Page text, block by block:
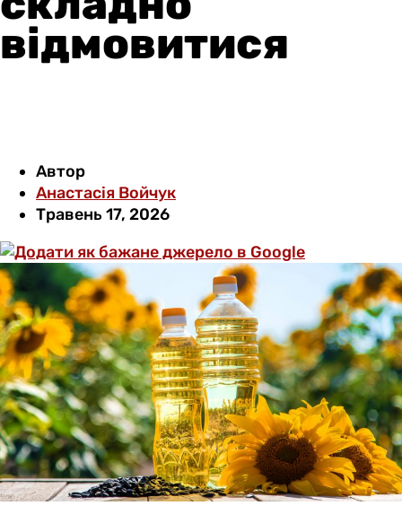
відмовитися
Автор
Анастасія Войчук
Травень 17, 2026